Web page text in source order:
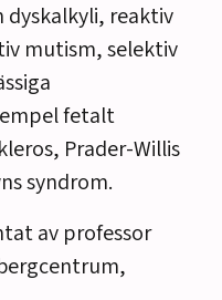
dyskalkyli, reaktiv
mutism, selektiv
fetalt
Prader-Willis
syndrom.
av professor